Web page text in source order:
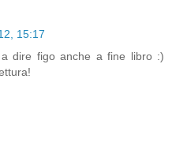
15:17
dire figo anche a fine libro :)